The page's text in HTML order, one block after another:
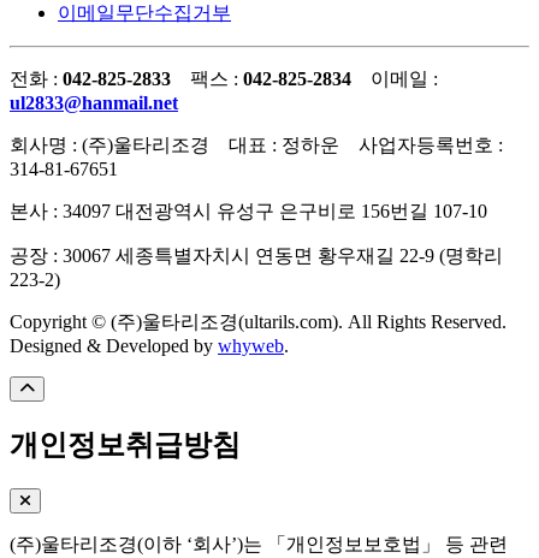
이메일무단수집거부
전화 : 042-825-2833 팩스 : 042-825-2834 이메일 :
ul2833@hanmail.net
회사명 : (주)울타리조경 대표 : 정하운 사업자등록번호 :
314-81-67651
본사 : 34097 대전광역시 유성구 은구비로 156번길 107-10
공장 : 30067 세종특별자치시 연동면 황우재길 22-9 (명학리
223-2)
Copyright © (주)울타리조경(ultarils.com). All Rights Reserved.
Designed & Developed by whyweb.
개인정보취급방침
(주)울타리조경(이하 ‘회사’)는 「개인정보보호법」 등 관련